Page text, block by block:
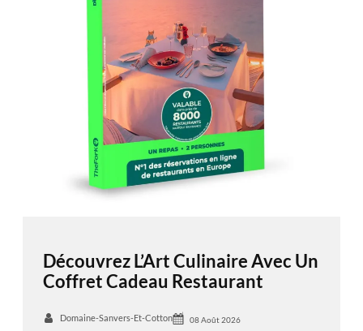
Découvrez L’Art Culinaire Avec Un
Coffret Cadeau Restaurant
Domaine-Sanvers-Et-Cotton 08 Août 2026